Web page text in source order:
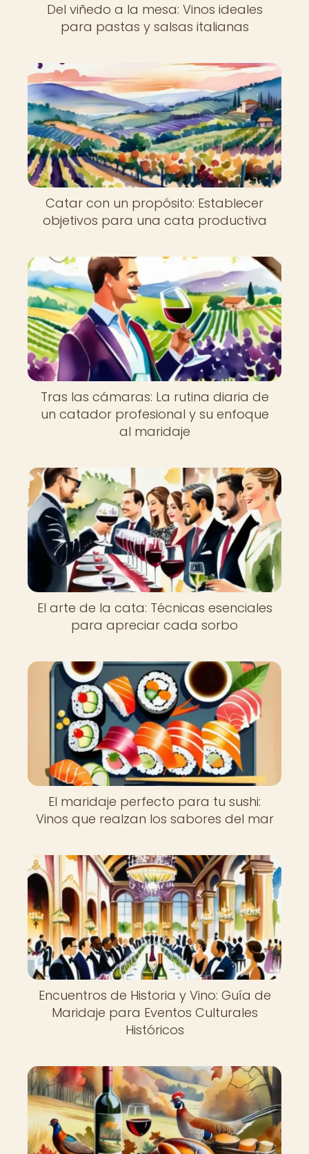
Del viñedo a la mesa: Vinos ideales
para pastas y salsas italianas
Catar con un propósito: Establecer
objetivos para una cata productiva
Tras las cámaras: La rutina diaria de
un catador profesional y su enfoque
al maridaje
El arte de la cata: Técnicas esenciales
para apreciar cada sorbo
El maridaje perfecto para tu sushi:
Vinos que realzan los sabores del mar
Encuentros de Historia y Vino: Guía de
Maridaje para Eventos Culturales
Históricos